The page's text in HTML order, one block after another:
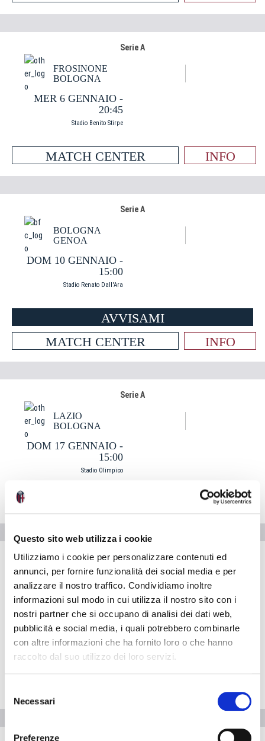
Questo sito web utilizza i cookie
Utilizziamo i cookie per personalizzare contenuti ed
annunci, per fornire funzionalità dei social media e per
analizzare il nostro traffico. Condividiamo inoltre
informazioni sul modo in cui utilizza il nostro sito con i
nostri partner che si occupano di analisi dei dati web,
pubblicità e social media, i quali potrebbero combinarle
con altre informazioni che ha fornito loro o che hanno
raccolto dal suo utilizzo dei loro servizi.
Necessari
Preferenze
Serie A
FROSINONE
BOLOGNA
MER 6 GENNAIO -
20:45
Stadio Benito Stirpe
MATCH CENTER INFO
Serie A
BOLOGNA
GENOA
DOM 10 GENNAIO -
15:00
Stadio Renato Dall'Ara
AVVISAMI
MATCH CENTER
INFO
Serie A
LAZIO
BOLOGNA
DOM 17 GENNAIO -
15:00
Stadio Olimpico
INFO
Serie A
BOLOGNA
ATALANTA
DOM 24 GENNAIO -
15:00
Stadio Renato Dall'Ara
INFO
Cliccando su Invia accetti i nostri Termini e condizioni
«We are one»